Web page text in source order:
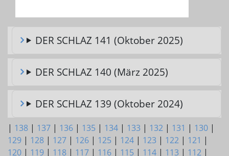
DER SCHLAZ 141 (Oktober 2025)
DER SCHLAZ 140 (März 2025)
DER SCHLAZ 139 (Oktober 2024)
| 138 | 137 | 136 | 135 | 134 | 133 | 132 | 131 | 130 |
129 | 128 | 127 | 126 | 125 | 124 | 123 | 122 | 121 |
120 | 119 | 118 | 117 | 116 | 115 | 114 | 113 | 112 |